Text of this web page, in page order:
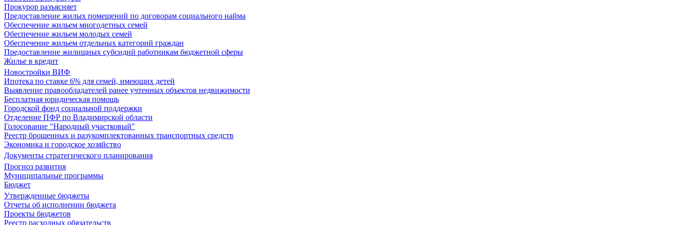
Прокурор разъясняет
Предоставление жилых помещений по договорам социального найма
Обеспечение жильем многодетных семей
Обеспечение жильем молодых семей
Обеспечение жильем отдельных категорий граждан
Предоставление жилищных субсидий работникам бюджетной сферы
Жилье в кредит
Новостройки ВИФ
Ипотека по ставке 6% для семей, имеющих детей
Выявление правообладателей ранее учтенных объектов недвижимости
Бесплатная юридическая помощь
Городской фонд социальной поддержки
Отделение ПФР по Владимирской области
Голосование "Народный участковый"
Реестр брошенных и разукомплектованных транспортных средств
Экономика и городское хозяйство
Документы стратегического планирования
Прогноз развития
Муниципальные программы
Бюджет
Утвержденные бюджеты
Отчеты об исполнении бюджета
Проекты бюджетов
Реестр расходных обязательств